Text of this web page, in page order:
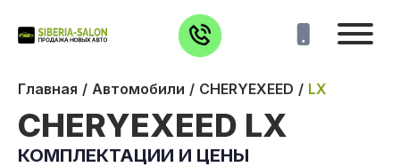
Главная Автомобили CHERYEXEED LX
CHERYEXEED LX
КОМПЛЕКТАЦИИ И ЦЕНЫ